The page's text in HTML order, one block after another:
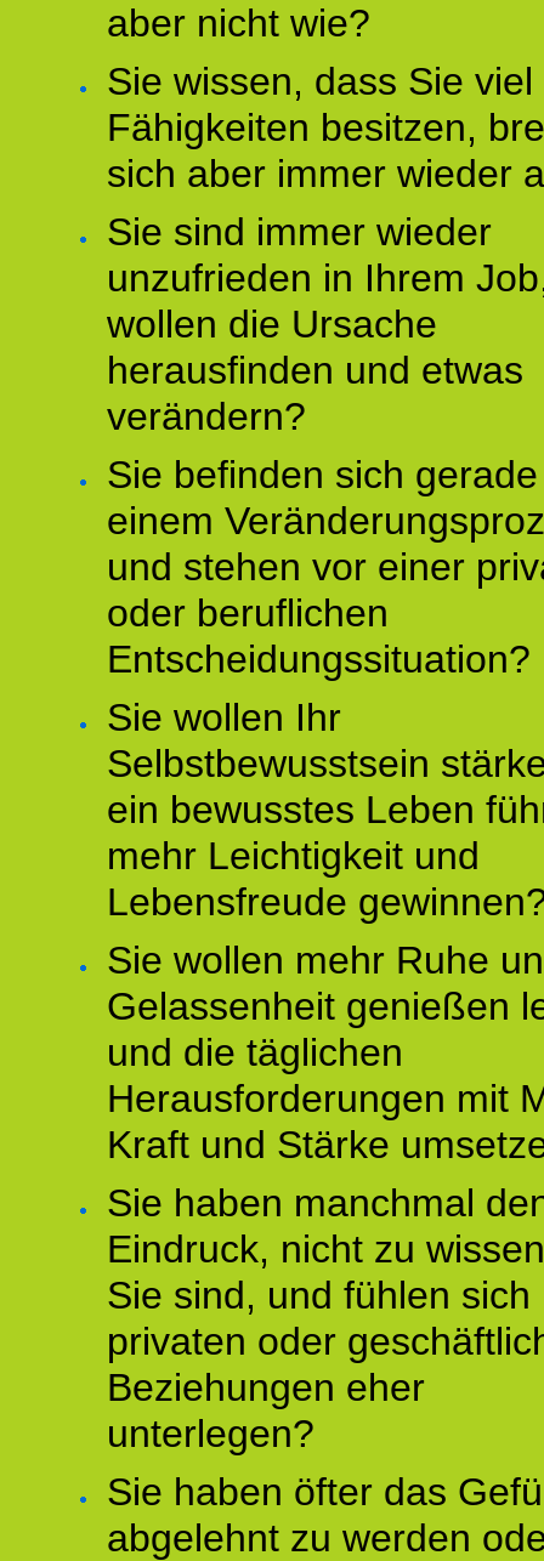
aber nicht wie?
Sie wissen, dass Sie
Fähigkeiten besitzen,
sich aber immer wieder
Sie sind immer wieder
unzufrieden in Ihrem
wollen die Ursache
herausfinden und etwas
verändern?
Sie befinden sich
einem
und stehen vor einer
oder beruflichen
Entscheidungssituation?
Sie wollen Ihr
Selbstbewusstsein
ein bewusstes Leben
mehr Leichtigkeit und
Lebensfreude
Sie wollen mehr Ruhe
Gelassenheit genießen
und die täglichen
Herausforderungen mit
Kraft und Stärke
Sie haben manchmal
Eindruck, nicht zu
Sie sind, und fühlen sich
privaten oder
Beziehungen eher
unterlegen?
Sie haben öfter das
abgelehnt zu werden